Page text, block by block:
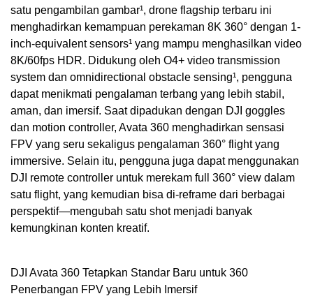
satu pengambilan gambar¹, drone flagship terbaru ini
menghadirkan kemampuan perekaman 8K 360° dengan 1-
inch-equivalent sensors¹ yang mampu menghasilkan video
8K/60fps HDR. Didukung oleh O4+ video transmission
system dan omnidirectional obstacle sensing¹, pengguna
dapat menikmati pengalaman terbang yang lebih stabil,
aman, dan imersif. Saat dipadukan dengan DJI goggles
dan motion controller, Avata 360 menghadirkan sensasi
FPV yang seru sekaligus pengalaman 360° flight yang
immersive. Selain itu, pengguna juga dapat menggunakan
DJI remote controller untuk merekam full 360° view dalam
satu flight, yang kemudian bisa di-reframe dari berbagai
perspektif—mengubah satu shot menjadi banyak
kemungkinan konten kreatif.
DJI Avata 360 Tetapkan Standar Baru untuk 360
Penerbangan FPV yang Lebih Imersif